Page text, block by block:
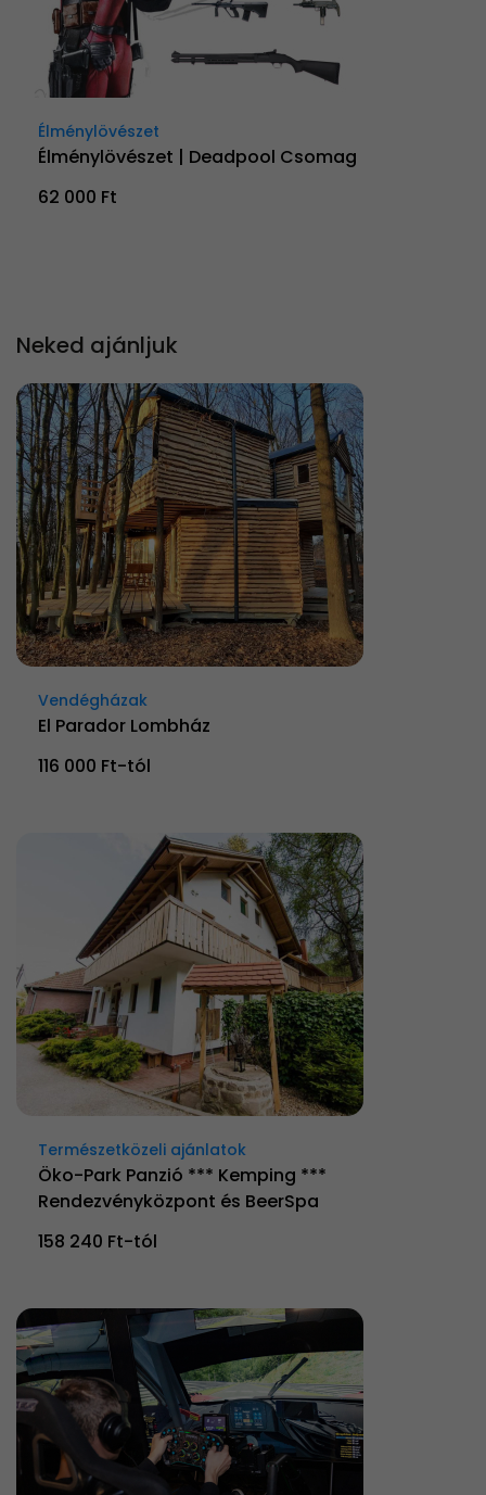
Élménylövészet
Élménylövészet | Deadpool Csomag
62 000 Ft
Neked ajánljuk
Vendégházak
El Parador Lombház
116 000 Ft-tól
Természetközeli ajánlatok
Öko-Park Panzió *** Kemping ***
Rendezvényközpont és BeerSpa
158 240 Ft-tól